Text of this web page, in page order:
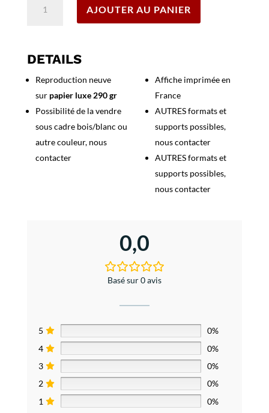
circuit
Remparts
1939
AJOUTER AU PANIER
DETAILS
Reproduction neuve
sur papier luxe 290 gr
Possibilité de la vendre
sous cadre bois/blanc ou
autre couleur, nous
contacter
Affiche imprimée en
France
AUTRES formats et
supports possibles,
nous contacter
AUTRES formats et
supports possibles,
nous contacter
0,0
Basé sur 0 avis
5
0%
4
0%
3
0%
2
0%
1
0%